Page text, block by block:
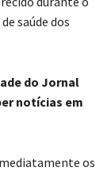
saúde dos
do Jornal
notícias em
os